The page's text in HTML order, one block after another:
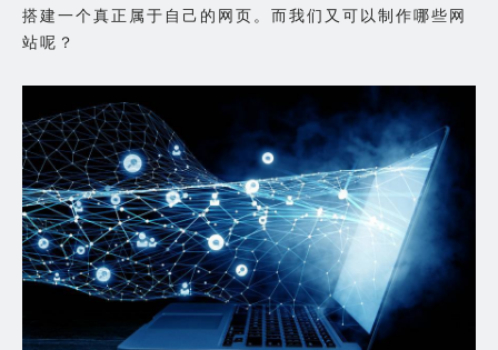
搭建一个真正属于自己的网页。而我们又可以制作哪些网
站呢？